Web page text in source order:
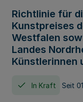
Richtlinie für
Kunstpreises
Westfalen
Landes
Künstlerinnen
In Kraft Seit